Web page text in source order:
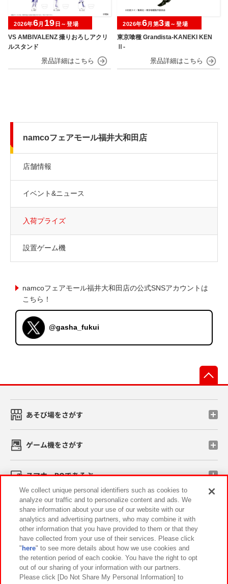
VS AMBIVALENZ 撮りおろしアクリ
ルスタンド
2026年6月 19 日～登場
東京喰種 Grandista-KANEKI KEN
Ⅱ-
2026年6月第3週～登場
namcoフェアモール福井大和田店
店舗情報
イベント&ニュース
入荷プライズ
設置ゲーム機
namcoフェアモール福井大和田店の公式SNSアカウントは
こちら！
@gasha_fukui
あそび場をさがす
ゲーム機をさがす
スマホ・PCであそぶ
イベント・キャンペーン
関連会社 サステナビリティ サイトポリシー
プライバシーポリシー ウェブアクセシビリティ方針と検証結果
We collect unique personal identifiers such as cookies to
analyze our traffic and to personalize content and ads. We
share information about your use of our website with our
analytics and advertising partners, who may combine it with
other information that you have provided to them or that they
have collected from your use of their services. Please click
" here" to see more details about how we use cookies and
the retention period of each cookie. You have the right to opt
out of our sharing of your information with our partners.
Please click [Do Not Share My Personal Information] to